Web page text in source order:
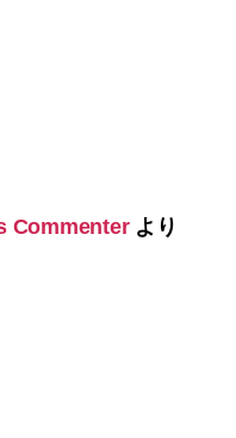
Commenterより